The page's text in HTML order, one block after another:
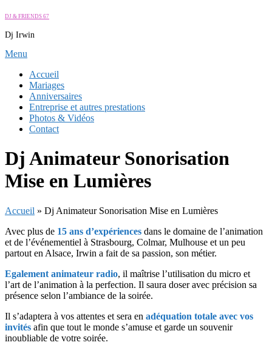
Aller
contenu
DJ & FRIENDS 67
Dj Irwin
Menu
Accueil
Mariages
Anniversaires
Entreprise et autres prestations
Photos & Vidéos
Contact
Dj Animateur Sonorisation
Mise en Lumières
Accueil » Dj Animateur Sonorisation Mise en Lumières
Avec plus de 15 ans d’expériences dans le domaine de l’animation
et de l’événementiel à Strasbourg, Colmar, Mulhouse et un peu
partout en Alsace, Irwin a fait de sa passion, son métier.
Egalement animateur radio, il maîtrise l’utilisation du micro et
l’art de l’animation à la perfection. Il saura doser avec précision sa
présence selon l’ambiance de la soirée.
Il s’adaptera à vos attentes et sera en adéquation totale avec vos
invités afin que tout le monde s’amuse et garde un souvenir
inoubliable de votre soirée.